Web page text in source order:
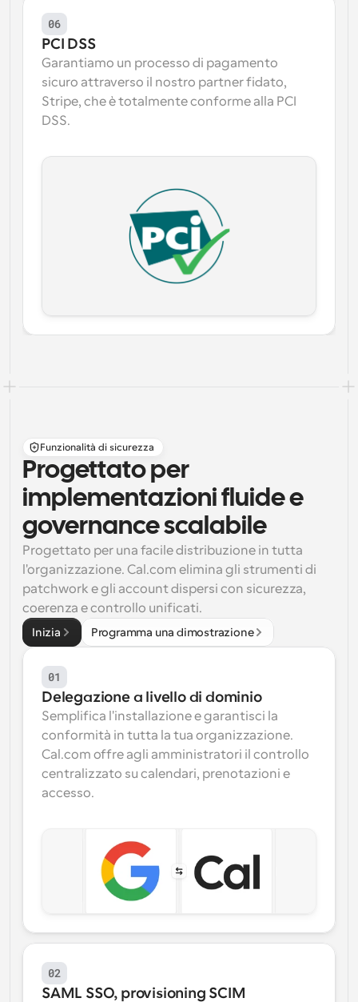
06
PCI DSS
Garantiamo un processo di pagamento
Stripe, che è totalmente conforme alla PCI
DSS.
Funzionalità di sicurezza
Progettato per
implementazioni fluide e
governance scalabile
Progettato per una facile distribuzione in tutta
l'organizzazione. Cal.com elimina gli strumenti di
patchwork e gli account dispersi con sicurezza,
coerenza e controllo unificati.
Inizia Programma una dimostrazione
01
Delegazione a livello di dominio
Semplifica l'installazione e garantisci la
conformità in tutta la tua organizzazione.
Cal.com offre agli amministratori il controllo
centralizzato su calendari, prenotazioni e
accesso.
02
SAML SSO, provisioning SCIM